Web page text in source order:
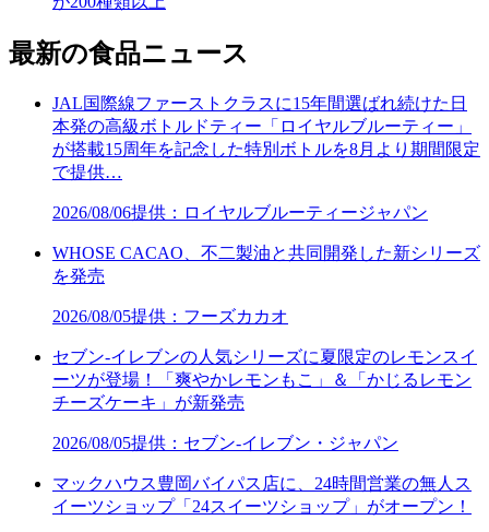
最新の食品ニュース
JAL国際線ファーストクラスに15年間選ばれ続けた日
本発の高級ボトルドティー「ロイヤルブルーティー」
が搭載15周年を記念した特別ボトルを8月より期間限定
で提供…
2026/08/06提供：ロイヤルブルーティージャパン
WHOSE CACAO、不二製油と共同開発した新シリーズ
を発売
2026/08/05提供：フーズカカオ
セブン‐イレブンの人気シリーズに夏限定のレモンスイ
ーツが登場！「爽やかレモンもこ」＆「かじるレモン
チーズケーキ」が新発売
2026/08/05提供：セブン‐イレブン・ジャパン
マックハウス豊岡バイパス店に、24時間営業の無人ス
イーツショップ「24スイーツショップ」がオープン！